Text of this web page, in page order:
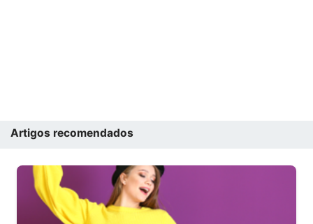
Artigos recomendados